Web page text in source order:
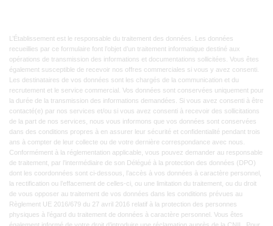
L’Établissement est le responsable du traitement des données. Les données
recueillies par ce formulaire font l’objet d’un traitement informatique destiné aux
opérations de transmission des informations et documentations sollicitées. Vous êtes
également susceptible de recevoir nos offres commerciales si vous y avez consenti.
Les destinataires de vos données sont les chargés de la communication et du
recrutement et le service commercial. Vos données sont conservées uniquement pour
la durée de la transmission des informations demandées. Si vous avez consenti à être
contacté(e) par nos services et/ou si vous avez consenti à recevoir des sollicitations
de la part de nos services, nous vous informons que vos données sont conservées
dans des conditions propres à en assurer leur sécurité et confidentialité pendant trois
ans à compter de leur collecte ou de votre dernière correspondance avec nous.
Conformément à la réglementation applicable, vous pouvez demander au responsable
de traitement, par l’intermédiaire de son Délégué à la protection des données (DPO)
dont les coordonnées sont ci-dessous, l’accès à vos données à caractère personnel,
la rectification ou l’effacement de celles-ci, ou une limitation du traitement, ou du droit
de vous opposer au traitement de vos données dans les conditions prévues au
Règlement UE 2016/679 du 27 avril 2016 relatif à la protection des personnes
physiques à l’égard du traitement de données à caractère personnel. Vous êtes